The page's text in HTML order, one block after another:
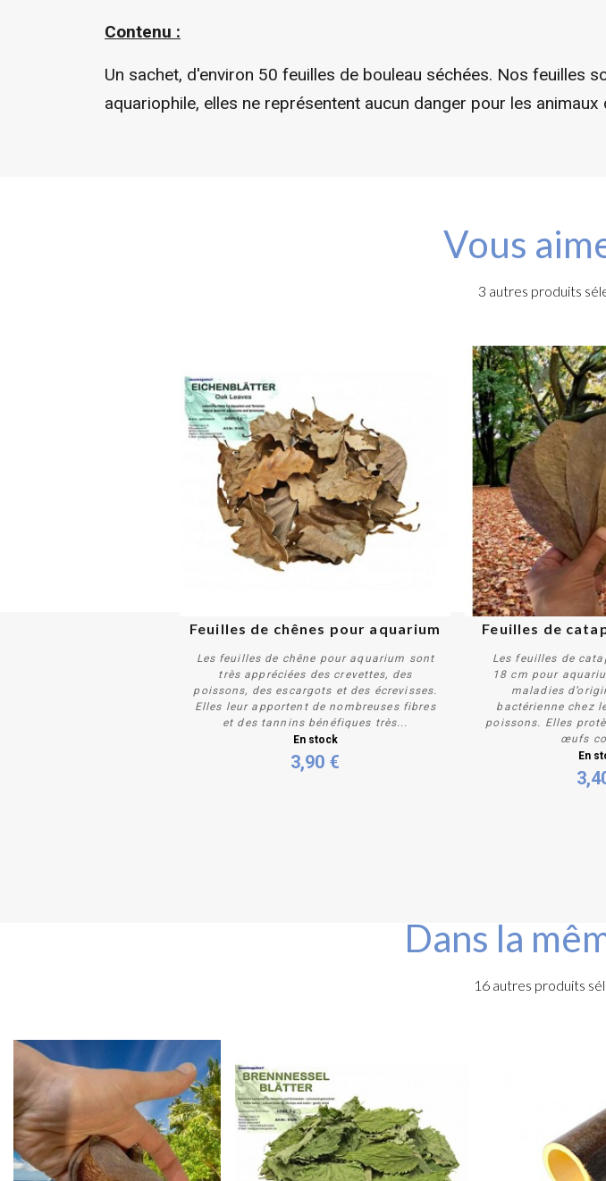
Contenu :
Un sachet, d'environ 50 feuilles de bouleau séchées. Nos feuilles
aquariophile, elles ne représentent aucun danger pour les animaux
Vous
3 autres produits
Acheter
Feuilles de chênes pour aquarium
Les feuilles de chêne pour aquarium sont
très appréciées des crevettes, des
poissons, des escargots et des écrevisses.
Elles leur apportent de nombreuses fibres
et des tannins bénéfiques très...
En stock
3,90 €
Feuilles de
Les feuilles de
18 cm pour
maladies
bactérienne chez
poissons. Elles
œufs
En
Dans la
16 autres produits